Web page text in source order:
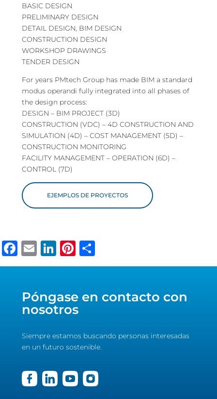
BASIC DESIGN
PRELIMINARY DESIGN
DETAIL DESIGN, BIM DESIGN
CONSTRUCTION DESIGN
WORKSHOP DRAWINGS
TENDER DESIGN
For years PMtech Group has made BIM a standard
modus operandi fully integrated into all phases of
the design process:
DESIGN – BIM PROJECT (3D)
CONSTRUCTION (VDC) – 4D CONSTRUCTION AND
SIMULATION (4D) – COST MANAGEMENT (5D) –
CONSTRUCTION MONITORING
FACILITY MANAGEMENT – OPERATION (6D) –
CONTROL (7D)
EJEMPLOS DE PROYECTOS
Facebook
EmailLinkedIn
Pinterest
Póngase en contacto con
nosotros
Siempre estamos buscando personas interesadas
en un futuro sostenible.